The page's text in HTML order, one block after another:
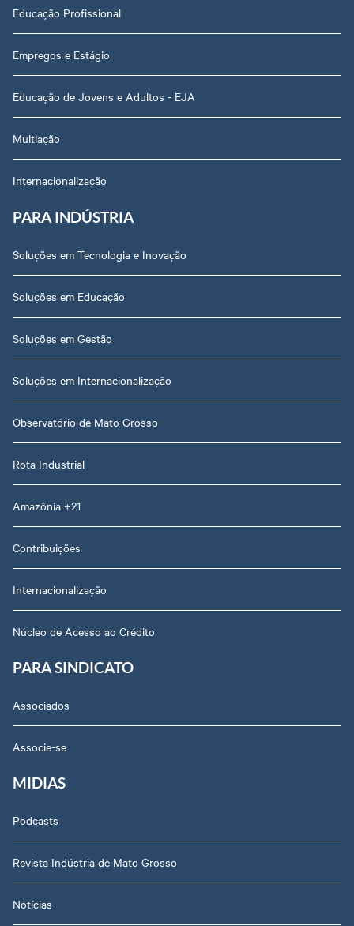
Educação Profissional
Empregos e Estágio
Educação de Jovens e Adultos - EJA
Multiação
Internacionalização
PARA INDÚSTRIA
Soluções em Tecnologia e Inovação
Soluções em Educação
Soluções em Gestão
Soluções em Internacionalização
Observatório de Mato Grosso
Rota Industrial
Amazônia +21
Contribuições
Internacionalização
Núcleo de Acesso ao Crédito
PARA SINDICATO
Associados
Associe-se
MIDIAS
Podcasts
Revista Indústria de Mato Grosso
Notícias